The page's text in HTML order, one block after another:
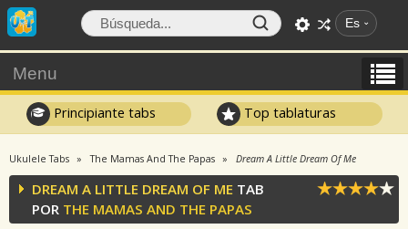
Es
Menu
Principiante tabs Top tablaturas
Ukulele Tabs The Mamas And The Papas Dream A Little Dream Of Me
DREAM A LITTLE DREAM OF ME TAB
POR THE MAMAS AND THE PAPAS